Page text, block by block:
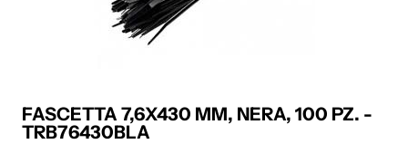
FASCETTA 7,6X430 MM, NERA, 100 PZ. -
TRB76430BLA